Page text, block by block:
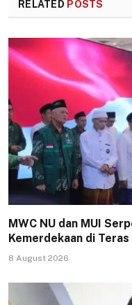
RELATED POSTS
MWC NU dan MUI
Kemerdekaan di
8 August 2026